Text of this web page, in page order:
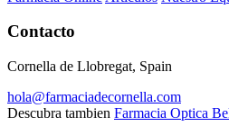
Contacto
Cornella de Llobregat, Spain
hola@farmaciadecornella.com
Descubra tambien Farmacia Optica